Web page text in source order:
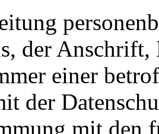
der
einer
der
mit den